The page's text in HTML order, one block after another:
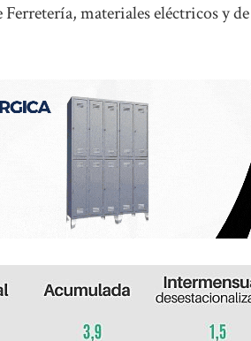
materiales eléctricos y